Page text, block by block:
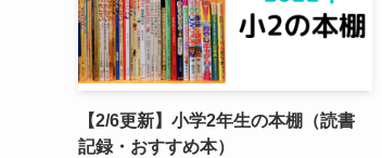
【2/6更新】小学2年生の本棚（読書
記録・おすすめ本）